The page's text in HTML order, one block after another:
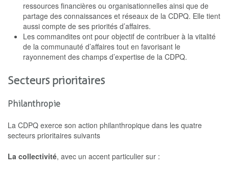
ressources financières ou organisationnelles ainsi que de
partage des connaissances et réseaux de la CDPQ. Elle tient
aussi compte de ses priorités d’affaires.
Les commandites ont pour objectif de contribuer à la vitalité
de la communauté d’affaires tout en favorisant le
rayonnement des champs d’expertise de la CDPQ.
Secteurs prioritaires
Philanthropie
La CDPQ exerce son action philanthropique dans les quatre
secteurs prioritaires suivants
La collectivité, avec un accent particulier sur :